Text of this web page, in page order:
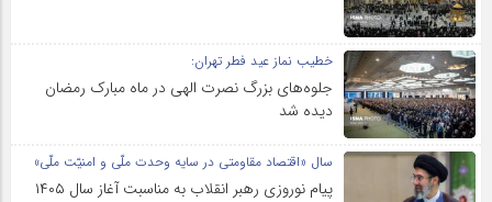
خطیب نماز عید فطر تهران:
جلوه‌های بزرگ نصرت الهی در ماه مبارک رمضان
دیده شد
سال «اقتصاد مقاومتی در سایه وحدت ملّی و امنیّت ملّی»
پیام نوروزی رهبر انقلاب به مناسبت آغاز سال ۱۴۰۵